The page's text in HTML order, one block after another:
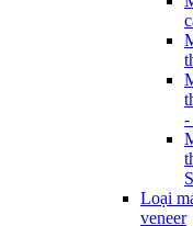
-
Loại
veneer